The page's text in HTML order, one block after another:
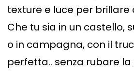
texture e luce per brillare
Che tu sia in un castello,
o in campagna, con il
perfetta.. senza rubare